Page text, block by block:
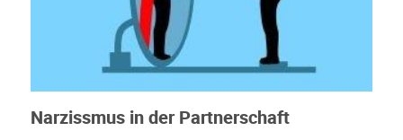
Narzissmus in der Partnerschaft